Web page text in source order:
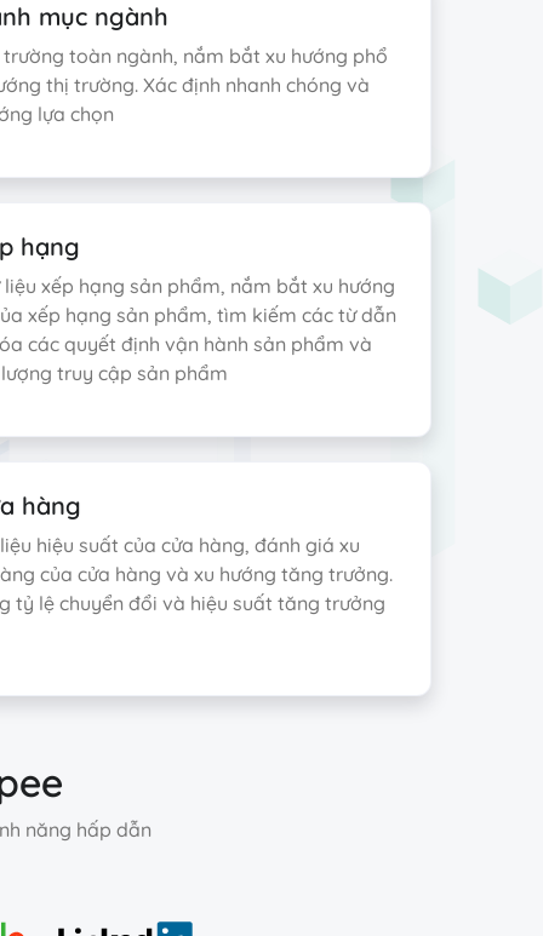
mục ngành
toàn ngành, nắm bắt xu hướng phổ
thị trường. Xác định nhanh chóng và
lựa chọn
hạng
xếp hạng sản phẩm, nắm bắt xu hướng
xếp hạng sản phẩm, tìm kiếm các từ dẫn
các quyết định vận hành sản phẩm và
truy cập sản phẩm
hàng
hiệu suất của cửa hàng, đánh giá xu
của cửa hàng và xu hướng tăng trưởng.
tỷ lệ chuyển đổi và hiệu suất tăng trưởng
năng hấp dẫn